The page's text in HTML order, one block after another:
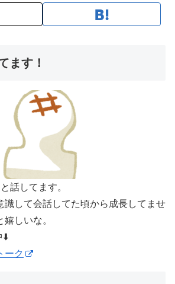
ます！
話してます。
識して会話してた頃から成長してませ
しいな。
⬇️
ーク